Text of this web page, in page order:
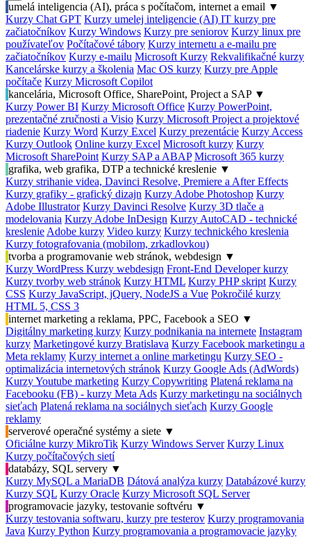
umelá inteligencia (AI), práca s počítačom, internet a email ▼
Kurzy Chat GPT Kurzy umelej inteligencie (AI) IT kurzy pre
začiatočníkov Kurzy Windows Kurzy pre seniorov Kurzy linux pre
používateľov Počítačové tábory Kurzy internetu a e-mailu pre
začiatočníkov Kurzy e-mailu Microsoft Kurzy Rekvalifikačné kurzy
Kancelárske kurzy a školenia Mac OS kurzy Kurzy pre Apple
počítače Kurzy Microsoft Copilot
kancelária, Microsoft Office, SharePoint, Project a SAP ▼
Kurzy Power BI Kurzy Microsoft Office Kurzy PowerPoint,
prezentačné zručnosti a Visio Kurzy Microsoft Project a projektové
riadenie Kurzy Word Kurzy Excel Kurzy prezentácie Kurzy Access
Kurzy Outlook Online kurzy Excel Microsoft kurzy Kurzy
Microsoft SharePoint Kurzy SAP a ABAP Microsoft 365 kurzy
grafika, web grafika, DTP a technické kreslenie ▼
Kurzy strihanie videa, Davinci Resolve, Premiere a After Effects
Kurzy grafiky - grafický dizajn Kurzy Adobe Photoshop Kurzy
Adobe Illustrator Kurzy Davinci Resolve Kurzy 3D tlače a
modelovania Kurzy Adobe InDesign Kurzy AutoCAD - technické
kreslenie Adobe kurzy Video kurzy Kurzy technického kreslenia
Kurzy fotografovania (mobilom, zrkadlovkou)
tvorba a programovanie web stránok, webdesign ▼
Kurzy WordPress Kurzy webdesign Front-End Developer kurzy
Kurzy tvorby web stránok Kurzy HTML Kurzy PHP skript Kurzy
CSS Kurzy JavaScript, jQuery, NodeJS a Vue Pokročilé kurzy
HTML 5, CSS 3
internet marketing a reklama, PPC, Facebook a SEO ▼
Digitálny marketing kurzy Kurzy podnikania na internete Instagram
kurzy Marketingové kurzy Bratislava Kurzy Facebook marketingu a
Meta reklamy Kurzy internet a online marketingu Kurzy SEO -
optimalizácia internetových stránok Kurzy Google Ads (AdWords)
Kurzy Youtube marketing Kurzy Copywriting Platená reklama na
Facebooku (FB) - kurzy Meta Ads Kurzy marketingu na sociálnych
sieťach Platená reklama na sociálnych sieťach Kurzy Google
reklamy
serverové operačné systémy a siete ▼
Oficiálne kurzy MikroTik Kurzy Windows Server Kurzy Linux
Kurzy počítačových sietí
databázy, SQL servery ▼
Kurzy MySQL a MariaDB Dátová analýza kurzy Databázové kurzy
Kurzy SQL Kurzy Oracle Kurzy Microsoft SQL Server
programovacie jazyky, testovanie softvéru ▼
Kurzy testovania softwaru, kurzy pre testerov Kurzy programovania
Java Kurzy Python Kurzy programovania a programovacie jazyky